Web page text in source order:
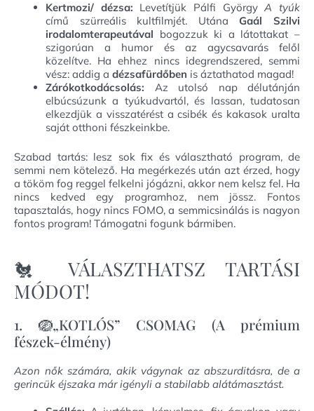
Kertmozi/ dézsa: Levetítjük Pálfi GyörgyA tyúk
című szürreális kultfilmjét. UtánaGaál Szilvi
irodalomterapeutával bogozzuk ki a látottakat –
szigorúan a humor és az agycsavarás felől
közelítve. Ha ehhez nincs idegrendszered, semmi
vész: addig a dézsafürdőben is áztathatod magad!
Zárókotkodácsolás: Az utolsó nap délutánján
elbúcsúzunk a tyúkudvartól, és lassan, tudatosan
elkezdjük a visszatérést a csibék és kakasok uralta
saját otthoni fészkeinkbe.
Szabad tartás: lesz sok fix és választható program, de
semmi nem kötelező. Ha megérkezés után azt érzed, hogy
a tököm fog reggel felkelni jógázni, akkor nem kelsz fel. Ha
nincs kedved egy programhoz, nem jössz. Fontos
tapasztalás, hogy nincs FOMO, a semmicsinálás is nagyon
fontos program! Támogatni fogunk bármiben.
🐔 VÁLASZTHATSZ TARTÁSI
MÓDOT!
1. 🪺„KOTLÓS” CSOMAG (A prémium
fészek-élmény)
Azon nők számára, akik vágynak az abszurditásra, de a
gerincük éjszaka már igényli a stabilabb alátámasztást.